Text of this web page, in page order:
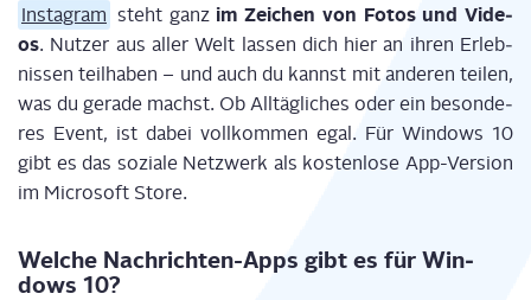
Insta­gram steht ganz im Zei­chen von Fotos und Vide­
os. Nut­zer aus aller Welt las­sen dich hier an ihren Erleb­
nis­sen teil­ha­ben – und auch du kannst mit ande­ren tei­len,
was du gera­de machst. Ob All­täg­li­ches oder ein beson­de­
res Event, ist dabei voll­kom­men egal. Für Win­dows 10
gibt es das sozia­le Netz­werk als kos­ten­lo­se App-Ver­si­on
im Micro­soft Store.
Wel­che Nach­rich­ten-Apps gibt es für Win­
dows 10?